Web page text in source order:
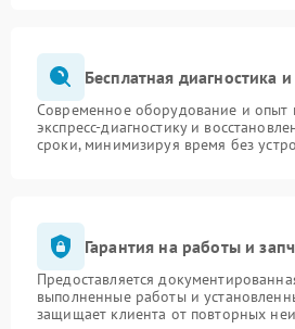
Бесплатная диагностика
Современное оборудование и опыт
экспресс-диагностику и
сроки, минимизируя время без
Гарантия на работы и
Предоставляется
выполненные работы и
защищает клиента от повторных